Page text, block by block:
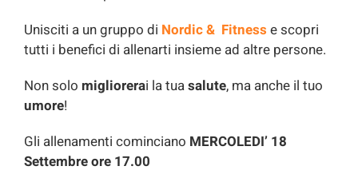
Unisciti a un gruppo di Nordic & Fitness e scopri
tutti i benefici di allenarti insieme ad altre persone.
Non solo migliorerai la tuasalute, ma anche il tuo
umore!
Gli allenamenti cominciano MERCOLEDI’ 18
Settembre ore 17.00